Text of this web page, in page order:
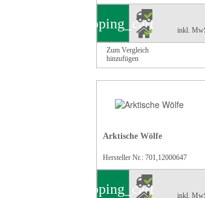
inkl.
shopping_cart
Zum Vergleich
hinzufügen
Arktische Wölfe
Hersteller Nr.: 701,12000647
inkl.
shopping_cart